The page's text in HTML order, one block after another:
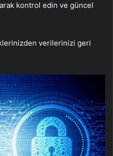
kontrol edin ve güncel
verilerinizi geri